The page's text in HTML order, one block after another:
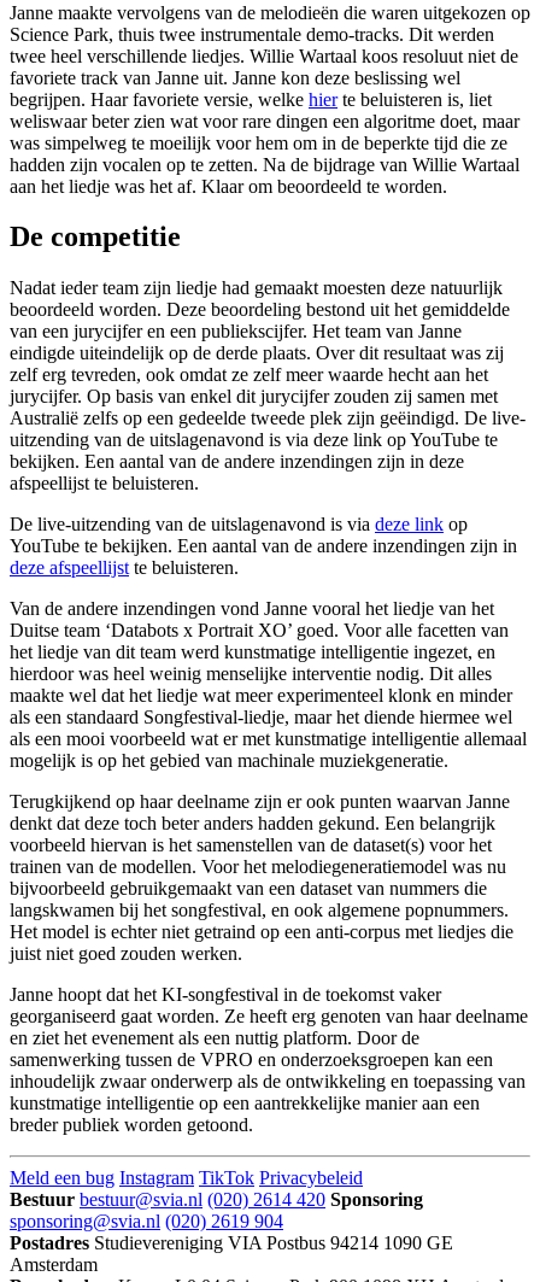
Janne maakte vervolgens van de melodieën die waren uitgekozen op
Science Park, thuis twee instrumentale demo-tracks. Dit werden
twee heel verschillende liedjes. Willie Wartaal koos resoluut niet de
favoriete track van Janne uit. Janne kon deze beslissing wel
begrijpen. Haar favoriete versie, welke hierte beluisteren is, liet
weliswaar beter zien wat voor rare dingen een algoritme doet, maar
was simpelweg te moeilijk voor hem om in de beperkte tijd die ze
hadden zijn vocalen op te zetten. Na de bijdrage van Willie Wartaal
aan het liedje was het af. Klaar om beoordeeld te worden.
De competitie
Nadat ieder team zijn liedje had gemaakt moesten deze natuurlijk
beoordeeld worden. Deze beoordeling bestond uit het gemiddelde
van een jurycijfer en een publiekscijfer. Het team van Janne
eindigde uiteindelijk op de derde plaats. Over dit resultaat was zij
zelf erg tevreden, ook omdat ze zelf meer waarde hecht aan het
jurycijfer. Op basis van enkel dit jurycijfer zouden zij samen met
Australië zelfs op een gedeelde tweede plek zijn geëindigd. De live-
uitzending van de uitslagenavond is via deze link op YouTube te
bekijken. Een aantal van de andere inzendingen zijn in deze
afspeellijst te beluisteren.
De live-uitzending van de uitslagenavond is via deze link op
YouTube te bekijken. Een aantal van de andere inzendingen zijn in
deze afspeellijst te beluisteren.
Van de andere inzendingen vond Janne vooral het liedje van het
Duitse team ‘Databots x Portrait XO’ goed. Voor alle facetten van
het liedje van dit team werd kunstmatige intelligentie ingezet, en
hierdoor was heel weinig menselijke interventie nodig. Dit alles
maakte wel dat het liedje wat meer experimenteel klonk en minder
als een standaard Songfestival-liedje, maar het diende hiermee wel
als een mooi voorbeeld wat er met kunstmatige intelligentie allemaal
mogelijk is op het gebied van machinale muziekgeneratie.
Terugkijkend op haar deelname zijn er ook punten waarvan Janne
denkt dat deze toch beter anders hadden gekund. Een belangrijk
voorbeeld hiervan is het samenstellen van de dataset(s) voor het
trainen van de modellen. Voor het melodiegeneratiemodel was nu
bijvoorbeeld gebruikgemaakt van een dataset van nummers die
langskwamen bij het songfestival, en ook algemene popnummers.
Het model is echter niet getraind op een anti-corpus met liedjes die
juist niet goed zouden werken.
Janne hoopt dat het KI-songfestival in de toekomst vaker
georganiseerd gaat worden. Ze heeft erg genoten van haar deelname
en ziet het evenement als een nuttig platform. Door de
samenwerking tussen de VPRO en onderzoeksgroepen kan een
inhoudelijk zwaar onderwerp als de ontwikkeling en toepassing van
kunstmatige intelligentie op een aantrekkelijke manier aan een
breder publiek worden getoond.
Meld een bug Instagram TikTok Privacybeleid
Bestuur bestuur@svia.nl (020) 2614 420 Sponsoring
sponsoring@svia.nl (020) 2619 904
Postadres Studievereniging VIA Postbus 94214 1090 GE
Amsterdam